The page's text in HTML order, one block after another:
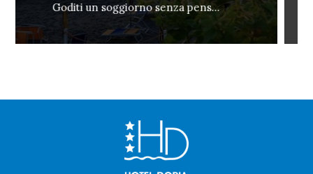
Non Rimborsabile e prepagata